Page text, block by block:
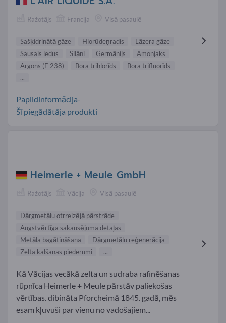
Ražotājs Francija Visā pasaulē
Sašķidrinātā gāze Hlorūdeņradis
Lāzera gāze
Sausais ledus
Silāni Germānijs
Amonjaks
Argons (E 238)
Bora trihlorīds
Bora trifluorīds
...
Papildinformācija-
Šī piegādātāja produkti
Heimerle + Meule GmbH
Ražotājs Vācija Visā pasaulē
Dārgmetālu otrreizējā pārstrāde
Augstvērtīga sakausējuma detaļas
Metāla bagātināšana
Dārgmetālu reģenerācija
Zelta kalšanas piederumi
...
Kā Vācijas vecākā zelta un sudraba rafinēšanas
rūpnīca Heimerle + Meule pārstāv paliekošas
vērtības. dibināta Pforcheimā 1845. gadā, mēs
esam kļuvuši par vienu no vadošajiem...